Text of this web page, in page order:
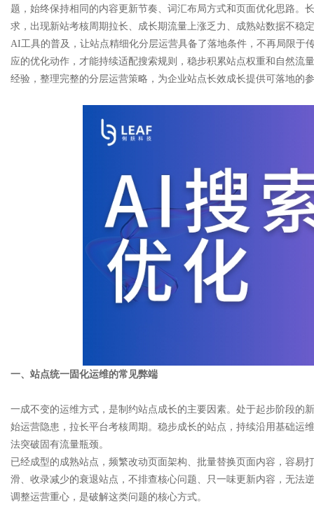
Bo
题，始终保持相同的内容更新节奏、词汇布局方式和页面优化思路。
求，出现新站考核周期拉长、成长期流量上涨乏力、成熟站数据不稳
AI工具的普及，让站点精细化分层运营具备了落地条件，不再局限于
应的优化动作，才能持续适配搜索规则，稳步积累站点权重和自然流
经验，整理完整的分层运营策略，为企业站点长效成长提供可落地的
一、站点统一固化运维的常见弊端
一成不变的运维方式，是制约站点成长的主要因素。处于起步阶段的
始运营隐患，拉长平台考核周期。稳步成长的站点，持续沿用基础运
法突破固有流量瓶颈。
已经成型的成熟站点，频繁改动页面架构、批量替换页面内容，容易
滑、收录减少的衰退站点，不排查核心问题、只一味更新内容，无法
调整运营重心，是破解这类问题的核心方式。